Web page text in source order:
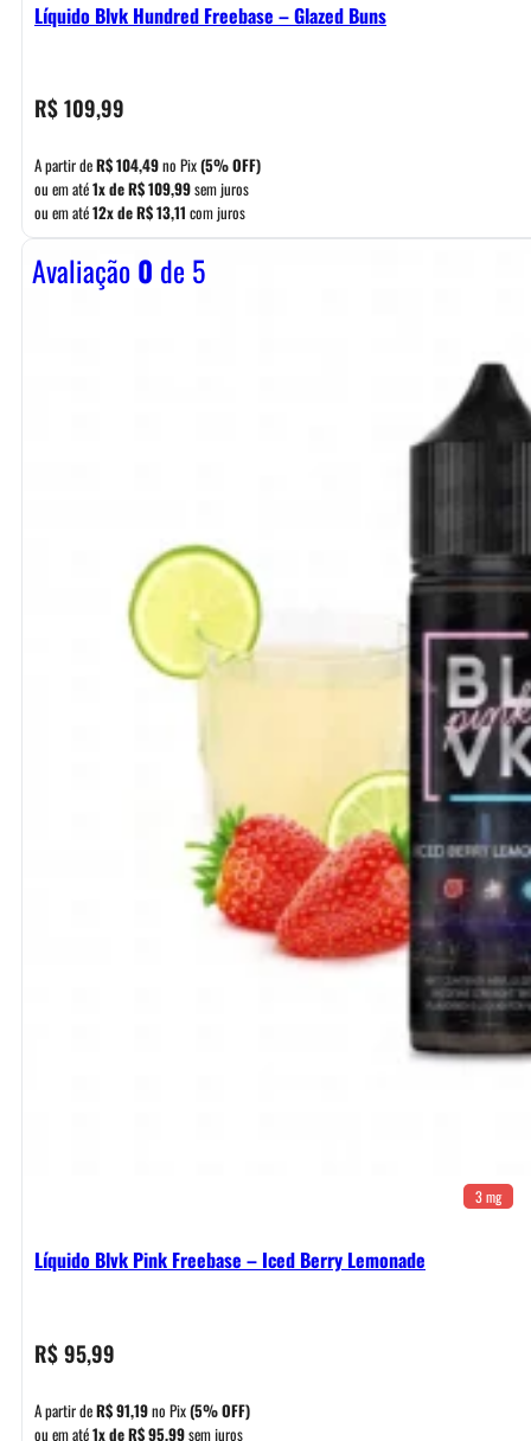
Líquido Blvk Hundred Freebase – Glazed Buns
R$109,99
A partir deR$104,49no Pix(5% OFF)
ou em até1x deR$109,99sem juros
ou em até12x deR$13,11 com juros
Avaliação0 de 5
3 mg
Líquido Blvk Pink Freebase – Iced Berry Lemonade
R$95,99
A partir deR$91,19no Pix(5% OFF)
ou em até1x deR$95,99sem juros